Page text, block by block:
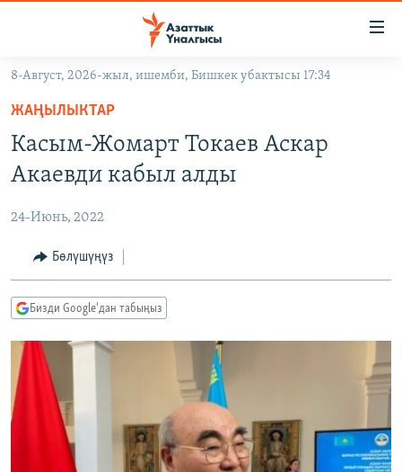
Навигацияга
өтүңүз
Издөөгө
салыңыз
ЭКОНОМИКА
МАДАНИЯТ
БОРБОР АЗИЯ
АТАЙЫН ИЛИКТӨӨ
ТВ ПРОГРАММАЛАР
ЭКСПЕРТТЕР ТАЛДАЙТ
БИЗ ЖАНА ДҮЙНӨ
ДАНИСТЕ
ЭЖЕ-СИҢДИЛЕР
АЗАТТЫК+
ӨЗГӨЧӨ ПИКИР
Русский
ОНЛАЙН ШЕРИНЕ
8-Август, 2026-жыл, ишемби, Бишкек убактысы 17:34
ЖАҢЫЛЫКТАР
Касым-Жомарт Токаев Аскар
Акаевди кабыл алды
24-Июнь, 2022
Бөлүшүңүз
Бизди Google'дан табыңыз